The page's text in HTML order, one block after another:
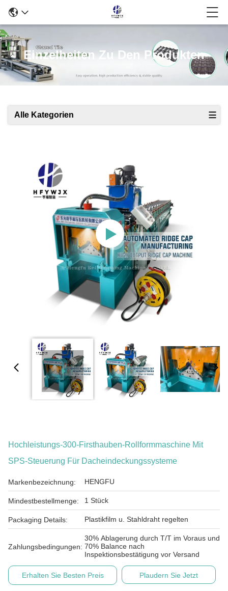
Einzelheiten Zu Den Produkten
Alle Kategorien
Hochleistungs-300-Firsthauben-Rollformmaschine Mit
SPS-Steuerung Für Dacheindeckungssysteme
Markenbezeichnung: HENGFU
Mindestbestellmenge: 1 Stück
Packaging Details: Plastikfilm u. Stahldraht regelten
Zahlungsbedingungen:
30% Ablagerung durch T/T im Voraus und
70% Balance nach
Inspektionsbestätigung vor Versand
Erhalten Sie Besten Preis Plaudern Sie Jetzt